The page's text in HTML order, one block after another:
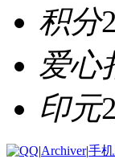
积分
爱心
印元
|Archiver|手